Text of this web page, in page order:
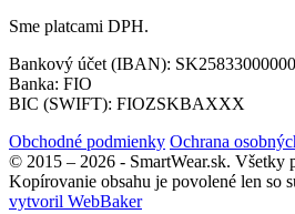
Sme platcami DPH.
Bankový účet (IBAN):
Banka: FIO
BIC (SWIFT): FIOZSKBAXXX
Obchodné podmienky Ochrana
© 2015 – 2026 - SmartWear.sk. Všetky
Kopírovanie obsahu je povolené len so
vytvoril WebBaker